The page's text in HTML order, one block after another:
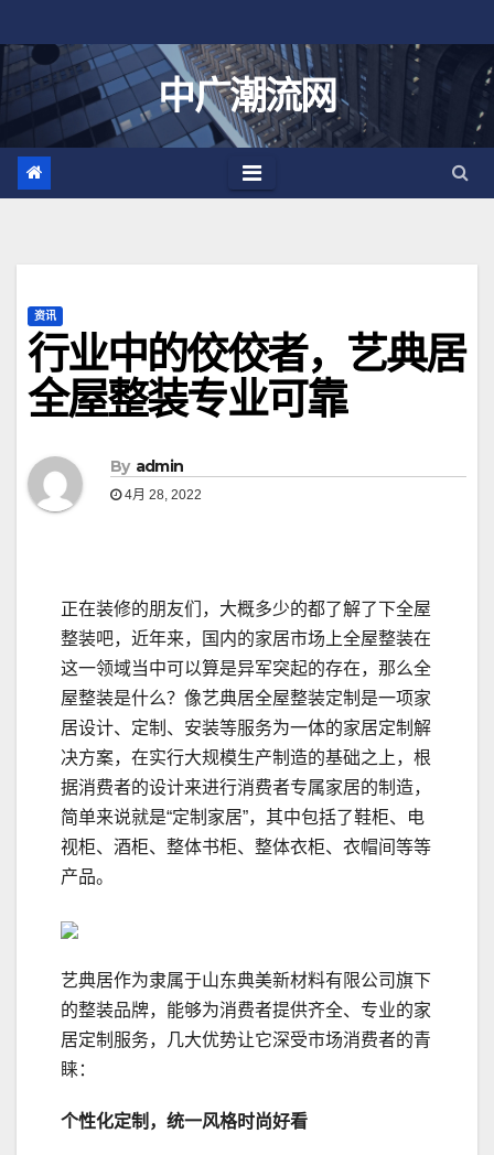
至
中广潮流网
资讯
行业中的佼佼者，艺典居
全屋整装专业可靠
By admin
4月 28, 2022
正在装修的朋友们，大概多少的都了解了下全屋
整装吧，近年来，国内的家居市场上全屋整装在
这一领域当中可以算是异军突起的存在，那么全
屋整装是什么？像艺典居全屋整装定制是一项家
居设计、定制、安装等服务为一体的家居定制解
决方案，在实行大规模生产制造的基础之上，根
据消费者的设计来进行消费者专属家居的制造，
简单来说就是“定制家居”，其中包括了鞋柜、电
视柜、酒柜、整体书柜、整体衣柜、衣帽间等等
产品。
艺典居作为隶属于山东典美新材料有限公司旗下
的整装品牌，能够为消费者提供齐全、专业的家
居定制服务，几大优势让它深受市场消费者的青
睐：
个性化定制，统一风格时尚好看